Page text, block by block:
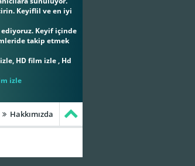
Keyiflil ve en iyi
ediyoruz. Keyif içinde
takip etmek
HD film izle , Hd
izle
Hakkımızda